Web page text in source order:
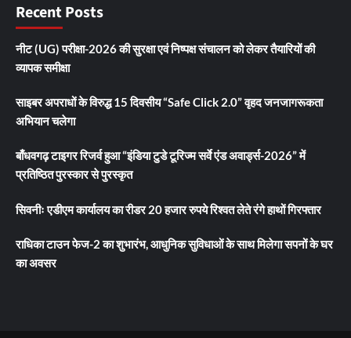
Recent Posts
नीट (UG) परीक्षा-2026 की सुरक्षा एवं निष्पक्ष संचालन को लेकर तैयारियों की
व्यापक समीक्षा
साइबर अपराधों के विरुद्ध 15 दिवसीय “Safe Click 2.0” वृहद जनजागरूकता
अभियान चलेगा
बाँधवगढ़ टाइगर रिजर्व हुआ “इंडिया टुडे टूरिज्म सर्वे एंड अवार्ड्स-2026” में
प्रतिष्ठित पुरस्कार से पुरस्कृत
सिवनीः एडीएम कार्यालय का रीडर 20 हजार रुपये रिश्वत लेते रंगे हाथों गिरफ्तार
राधिका टाउन फेज-2 का शुभारंभ, आधुनिक सुविधाओं के साथ मिलेगा सपनों के घर
का अवसर